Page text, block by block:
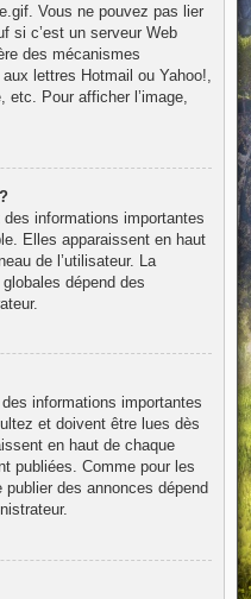
Vous ne pouvez pas lier
si c’est un serveur Web
des mécanismes
lettres Hotmail ou Yahoo!,
Pour afficher l’image,
informations importantes
Elles apparaissent en haut
de l’utilisateur. La
dépend des
informations importantes
et doivent être lues dès
en haut de chaque
publiées. Comme pour les
des annonces dépend